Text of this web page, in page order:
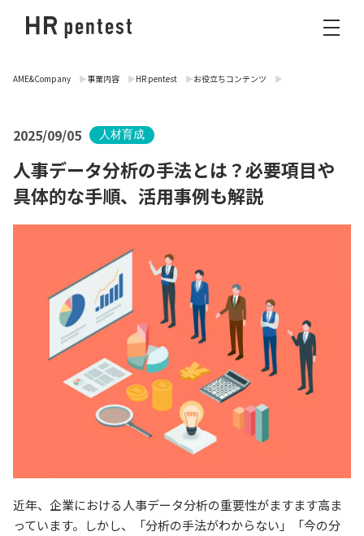
AME&Company 事業内容 HR pentest お役立ちコンテンツ
2025/09/05 人材育成
人事データ分析の手法とは？必要項目や
具体的な手順、活用事例も解説
近年、企業における人事データ分析の重要性がますます高ま
っています。しかし、「分析の手法がわからない」「今の分